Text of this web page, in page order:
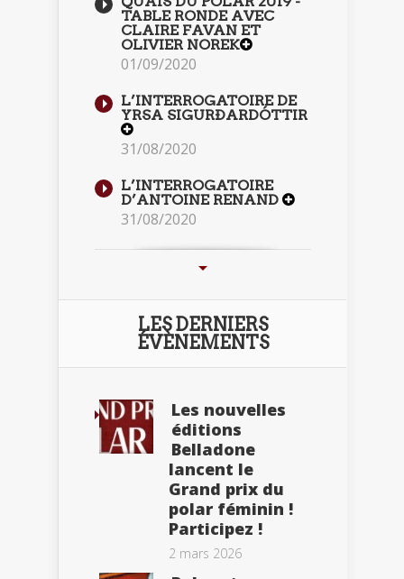
TABLE RONDE AVEC
CLAIRE FAVAN ET
OLIVIER NOREK
01/09/2020
L’INTERROGATOIRE DE
YRSA SIGURÐARDÓTTIR
31/08/2020
L’INTERROGATOIRE
D’ANTOINE RENAND
31/08/2020
LES DERNIERS
ÉVÈNEMENTS
Les nouvelles
éditions
Belladone
lancent le
Grand prix du
polar féminin !
Participez !
2 mars 2026